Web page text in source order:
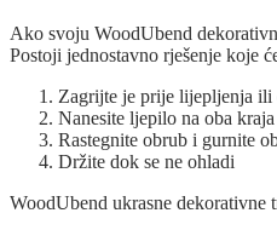
Ako svoju WoodUbend
Postoji jednostavno rješenje koje
Zagrijte je prije lijepljenja
Nanesite ljepilo na oba
Rastegnite obrub i gurnite
Držite dok se ne ohladi
WoodUbend ukrasne dekorativne